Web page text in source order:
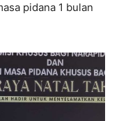
pidana 1 bulan